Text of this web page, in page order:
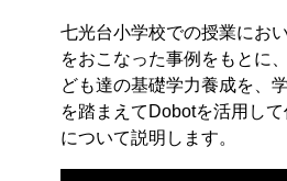
七光台小学校での授業にお
をおこなった事例をもとに
ども達の基礎学力養成を、
を踏まえてDobotを活用し
について説明します。